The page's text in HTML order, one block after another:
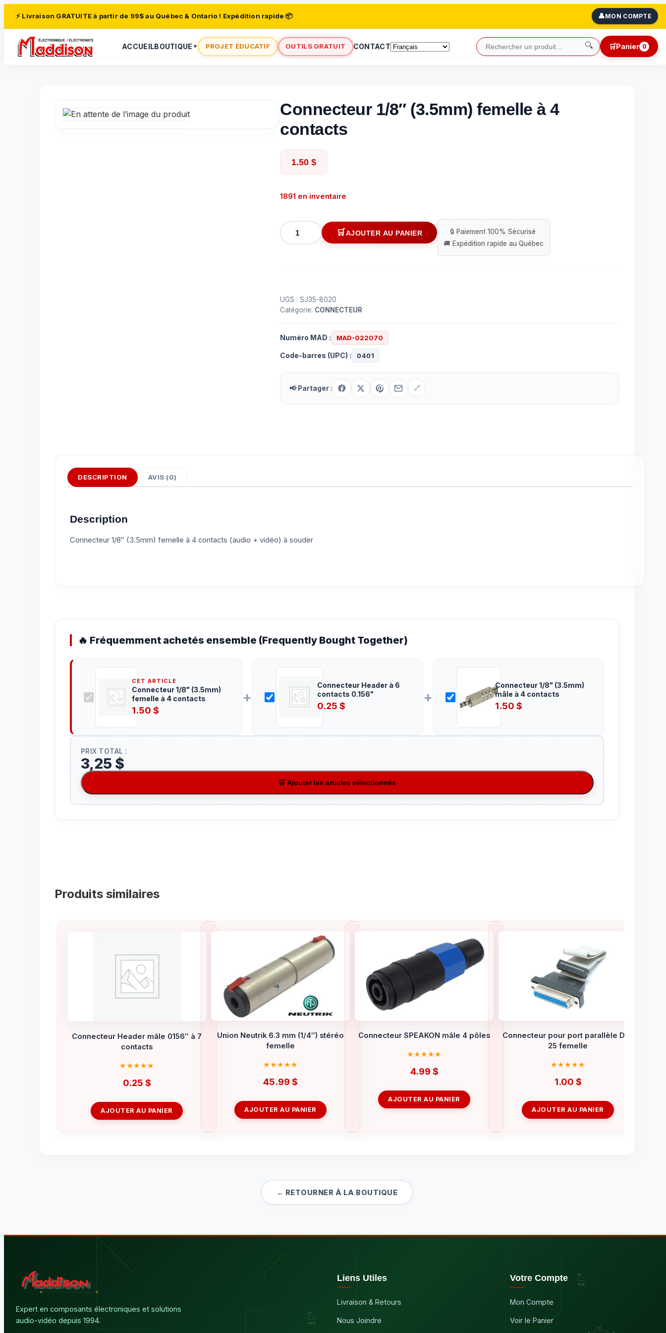
⚡ Livraison GRATUITE à partir de 99$ au Québec & Ontario ! Expédition rapide 📦 👤MON COMPTE
ACCUEILBOUTIQUE ▼ PROJET ÉDUCATIF OUTILS GRATUIT CONTACT 🔍 🛒Panier 0
Connecteur 1/8″ (3.5mm) femelle à 4
contacts
1.50 $
1891 en inventaire
quantité
de
à
4
contacts
AJOUTER AU PANIER
UGS : SJ35-8020
Catégorie: CONNECTEUR
Numéro MAD : MAD-022070
Code-barres (UPC) : 0401
📢 Partager : 🔗
DESCRIPTION AVIS (0)
Description
Connecteur 1/8″ (3.5mm) femelle à 4 contacts (audio + vidéo) à souder
🔥 Fréquemment achetés ensemble (Frequently Bought Together)
CET ARTICLE
Connecteur 1/8" (3.5mm)
femelle à 4 contacts
1.50$
+
Connecteur Header à 6
contacts 0.156"
0.25 $
+
Connecteur 1/8" (3.5mm)
mâle à 4 contacts
1.50$
PRIX TOTAL :
3,25 $
🛒 Ajouter les articles sélectionnés
Produits similaires
Connecteur Header mâle 0156″ à 7
contacts
0.25 $
AJOUTER AU PANIER
Union Neutrik 6.3 mm (1/4″) stéréo
femelle
45.99 $
AJOUTER AU PANIER
Connecteur SPEAKON mâle 4 pôles
4.99 $
AJOUTER AU PANIER
Connecteur pour port parallèle DB-
25 femelle
1.00 $
AJOUTER AU PANIER
← RETOURNER À LA BOUTIQUE
Expert en composants électroniques et solutions
audio-vidéo depuis 1994.
Liens Utiles
Livraison & Retours
Nous Joindre
Votre Compte
Mon Compte
Voir le Panier